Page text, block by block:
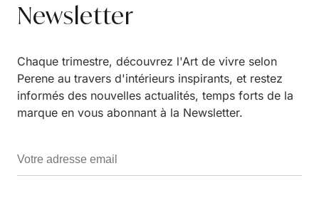
Newsletter
Chaque trimestre, découvrez l'Art de vivre selon
Perene au travers d'intérieurs inspirants, et restez
informés des nouvelles actualités, temps forts de la
marque en vous abonnant à la Newsletter.